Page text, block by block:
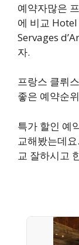
예약자많은
에 비교
Servages
자.
프랑스 클뤼
좋은 예약순
특가 할인 예
교해봤는데
교 잘하시고